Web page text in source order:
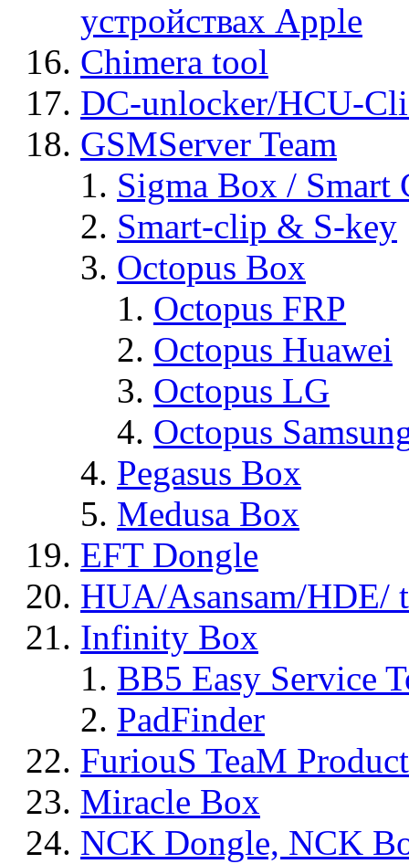
устройствах Apple
Chimera tool
DC-unlocker/HCU-
GSMServer Team
Sigma Box / Smart
Smart-clip & S-key
Octopus Box
Octopus FRP
Octopus Huawei
Octopus LG
Octopus
Pegasus Box
Medusa Box
EFT Dongle
HUA/Asansam/HDE/
Infinity Box
BB5 Easy Service
PadFinder
FuriouS TeaM
Miracle Box
NCK Dongle, NCK